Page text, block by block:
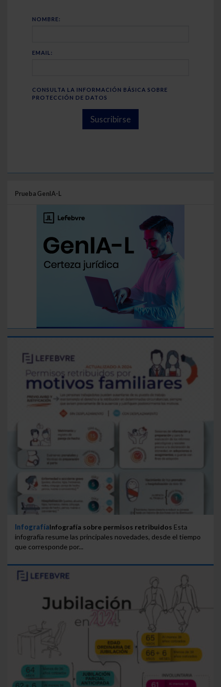
NOMBRE:
EMAIL:
CONSULTA LA INFORMACIÓN BÁSICA SOBRE
PROTECCIÓN DE DATOS
Suscribirse
Prueba GenIA-L
InfografíaInfografía sobre permisos retribuidos Esta
infografía resume las principales novedades, desde el tiempo
que corresponde por...